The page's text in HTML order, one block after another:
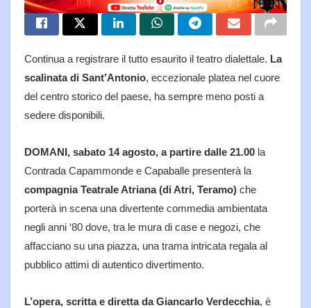
Continua a registrare il tutto esaurito il teatro dialettale. La
scalinata di Sant’Antonio, eccezionale platea nel cuore
del centro storico del paese, ha sempre meno posti a
sedere disponibili.
DOMANI, sabato 14 agosto, a partire dalle 21.00 la
Contrada Capammonde e Capaballe presenterà la
compagnia Teatrale Atriana (di Atri, Teramo) che
porterà in scena una divertente commedia ambientata
negli anni ‘80 dove, tra le mura di case e negozi, che
affacciano su una piazza, una trama intricata regala al
pubblico attimi di autentico divertimento.
L’opera, scritta e diretta da Giancarlo Verdecchia, è